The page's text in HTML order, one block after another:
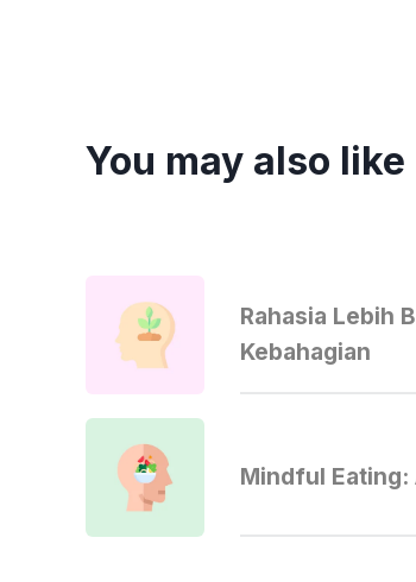
You may also like
Rahasia Lebih
Kebahagian
Mindful Eating: